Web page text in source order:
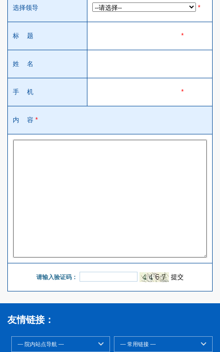
选择领导 *
标 题 *
姓 名
手 机 *
内 容 *
请输入验证码：
友情链接：
— 院内站点导航 — — 常用链接 —